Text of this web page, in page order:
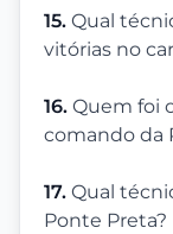
15. Qual
vitórias no
16. Quem foi
comando da
17. Qual
Ponte Preta?